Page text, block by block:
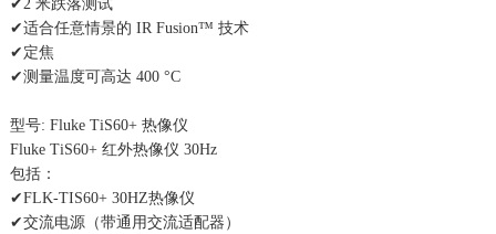
✔2 米跌落测试
✔适合任意情景的 IR Fusion™ 技术
✔定焦
✔测量温度可高达 400 °C
型号: Fluke TiS60+ 热像仪
Fluke TiS60+ 红外热像仪 30Hz
包括：
✔FLK-TIS60+ 30HZ热像仪
✔交流电源（带通用交流适配器）